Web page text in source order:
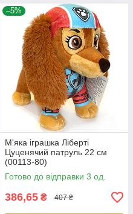
–5%
М'яка іграшка Ліберті
Цуценячий патруль 22 см
(00113-80)
Готово до відправки 3 од.
386,65 ₴ 407 ₴